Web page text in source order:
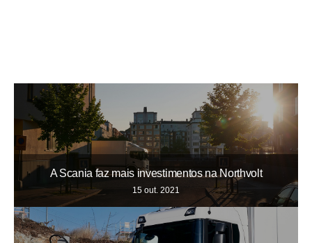
A Scania faz mais investimentos na Northvolt
15 out. 2021